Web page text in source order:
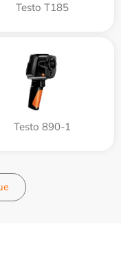
Testo T185
Testo 890-1